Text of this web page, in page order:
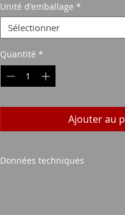
Unité d'emballage *
Sélectionner
Quantité *
Ajouter au
Données techniques